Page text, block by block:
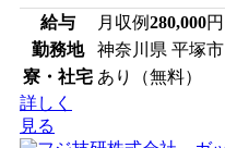
給与
月収例280,000円
勤務地
神奈川県 平塚市
寮・社宅 あり（無料）
詳しく
見る